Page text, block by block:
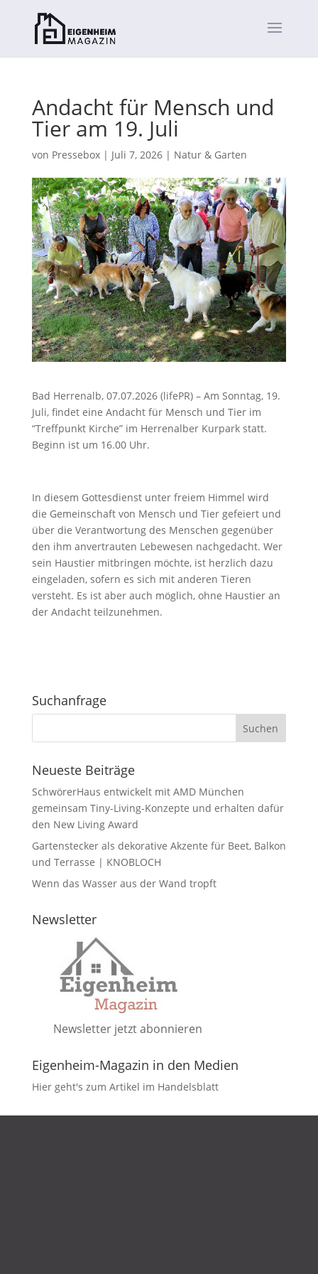
Andacht für Mensch und
Tier am 19. Juli
von Pressebox| Juli 7, 2026| Natur & Garten
Bad Herrenalb, 07.07.2026 (lifePR) – Am Sonntag, 19.
Juli, findet eine Andacht für Mensch und Tier im
“Treffpunkt Kirche” im Herrenalber Kurpark statt.
Beginn ist um 16.00 Uhr.
In diesem Gottesdienst unter freiem Himmel wird
die Gemeinschaft von Mensch und Tier gefeiert und
über die Verantwortung des Menschen gegenüber
den ihm anvertrauten Lebewesen nachgedacht. Wer
sein Haustier mitbringen möchte, ist herzlich dazu
eingeladen, sofern es sich mit anderen Tieren
versteht. Es ist aber auch möglich, ohne Haustier an
der Andacht teilzunehmen.
Suchanfrage
Neueste Beiträge
SchwörerHaus entwickelt mit AMD München
gemeinsam Tiny-Living-Konzepte und erhalten dafür
den New Living Award
Gartenstecker als dekorative Akzente für Beet, Balkon
und Terrasse | KNOBLOCH
Wenn das Wasser aus der Wand tropft
Newsletter
Newsletter jetzt abonnieren
Eigenheim-Magazin in den Medien
Hier geht's zum Artikel im Handelsblatt
DATENSCHUTZ